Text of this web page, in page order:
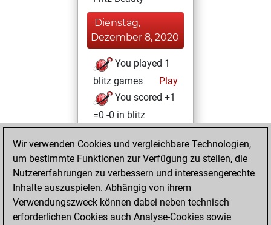
Dienstag,
Dezember 8, 2020
You played 1
blitz games
Play
You scored +1
=0 -0 in blitz
Dienstag,
Dezember 1, 2020
You won
against Fritz
Fritz
You achieved a
Wir verwenden Cookies und vergleichbare Technologien,
um bestimmte Funktionen zur Verfügung zu stellen, die
Nutzererfahrungen zu verbessern und interessengerechte
Inhalte auszuspielen. Abhängig von ihrem
Verwendungszweck können dabei neben technisch
erforderlichen Cookies auch Analyse-Cookies sowie